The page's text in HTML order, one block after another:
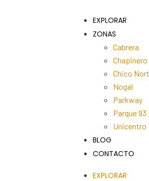
EXPLORAR
ZONAS
Cabrera
Chapinero
Chico
Nogal
Parkway
Parque 93
Unicentro
BLOG
CONTACTO
EXPLORAR